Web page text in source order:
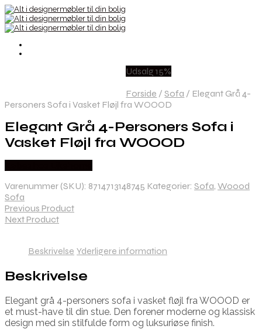
Udsalg 15%
Forside / Sofa / Elegant Grå 4-
Personers Sofa i Vasket Fløjl fra WOOOD
Elegant Grå 4-Personers Sofa i
Vasket Fløjl fra WOOOD
Varenummer (SKU): 8714713148745 Kategorier: Sofa, Woood
Sofa
Previous Product
Next Product
Beskrivelse Yderligere information
Beskrivelse
Elegant grå 4-personers sofa i vasket fløjl fra WOOOD er
et must-have til din stue. Den forener moderne og klassisk
design med sin stilfulde form og luksuriøse finish.